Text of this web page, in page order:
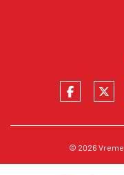
© 2026 Vreme